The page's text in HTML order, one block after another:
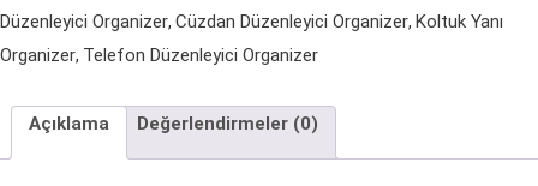
Düzenleyici Organizer, Cüzdan Düzenleyici Organizer, Koltuk Yanı
Organizer, Telefon Düzenleyici Organizer
Açıklama Değerlendirmeler (0)